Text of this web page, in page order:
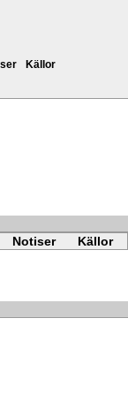
Källor
Notiser
Källor